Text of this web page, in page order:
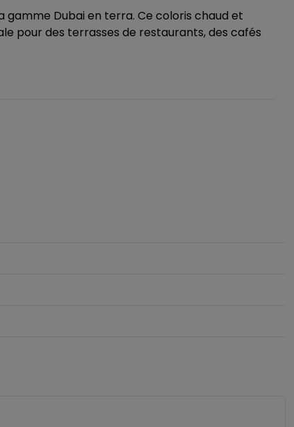
gamme Dubai en terra. Ce coloris chaud et
pour des terrasses de restaurants, des cafés